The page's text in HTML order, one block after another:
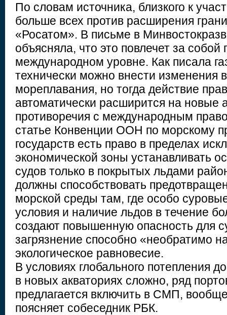
По словам источника, близкого к
больше всех против расширения
«Росатом». В письме в
объясняла, что это повлечет за
международном уровне. Как писала
технически можно внести изменения в
мореплавания, но тогда действие
автоматически расширится на новые
противоречия с международным
статье Конвенции ООН по морскому
государств есть право в пределах
экономической зоны устанавливать
судов только в покрытых льдами
должны способствовать
морской среды там, где особо
условия и наличие льдов в течение
создают повышенную опасность для
загрязнение способно «необратимо
экологическое равновесие.
В условиях глобального потепления
в новых акваториях сложно, ряд
предлагается включить в СМП,
поясняет собеседник РБК.